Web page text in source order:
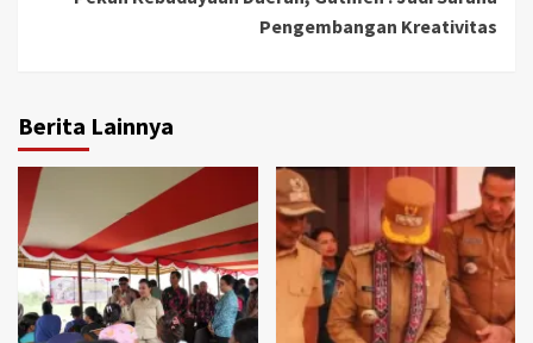
Pengembangan Kreativitas
Berita Lainnya